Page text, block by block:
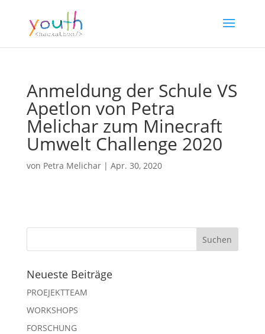
Anmeldung der Schule VS
Apetlon von Petra
Melichar zum Minecraft
Umwelt Challenge 2020
von Petra Melichar| Apr. 30, 2020
Neueste Beiträge
PROEJEKTTEAM
WORKSHOPS
FORSCHUNG